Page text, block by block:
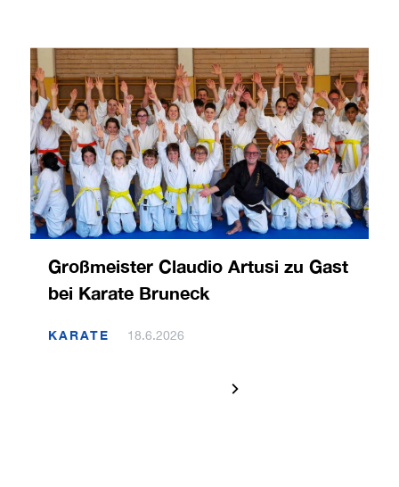
Großmeister Claudio Artusi zu Gast
bei Karate Bruneck
KARATE 18.6.2026